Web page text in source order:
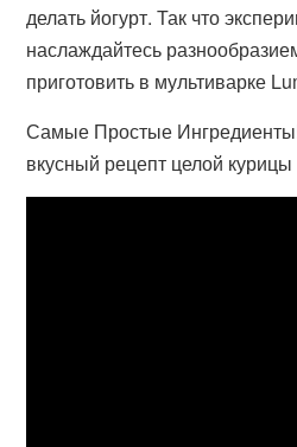
делать йогурт. Так что
наслаждайтесь
приготовить в мультиварке
Самые Простые
вкусный рецепт целой